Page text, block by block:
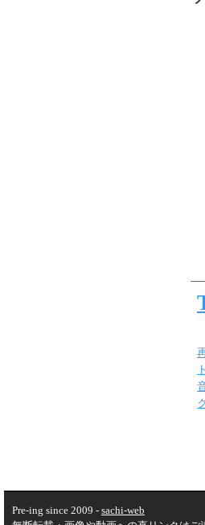
Pre-ing since 2009 - sachi-web